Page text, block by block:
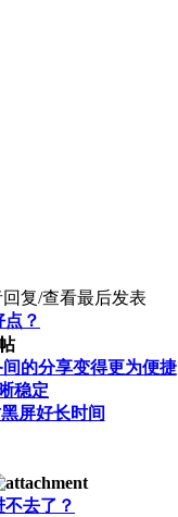
回复/查看最后发表
？
的分享变得更为便捷
稳定
屏好长时间
去了？